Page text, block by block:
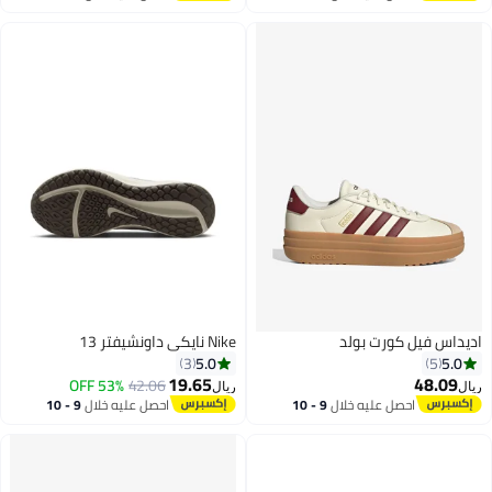
3
اديداس فيل كورت بولد
5.0
5
ريال48.09
احصل عليه خلال 9 - 10
Nike نايكي داونشيفتر 13
5.0
3
ريال19.65
42.06
53% OFF
احصل عليه خلال 9 - 10